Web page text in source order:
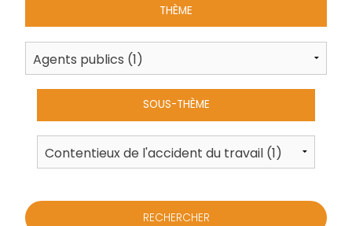
THÈME
SOUS-THÈME